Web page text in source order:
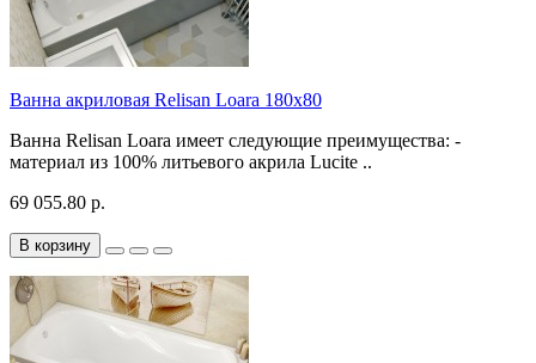
Ванна акриловая Relisan Loara 180x80
Ванна Relisan Loara имеет следующие преимущества: -
материал из 100% литьевого акрила Lucite ..
69 055.80 р.
В корзину